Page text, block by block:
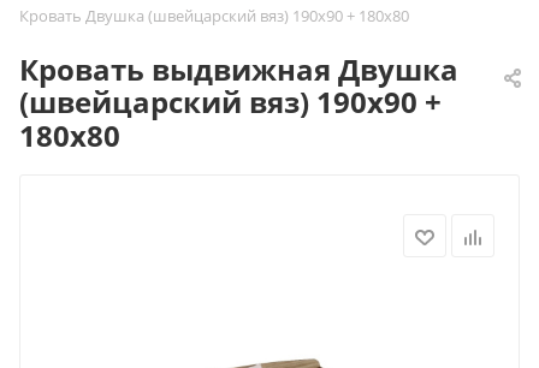
Кровать Двушка (швейцарский вяз) 190х90 + 180х80
Кровать выдвижная Двушка
(швейцарский вяз) 190х90 +
180х80